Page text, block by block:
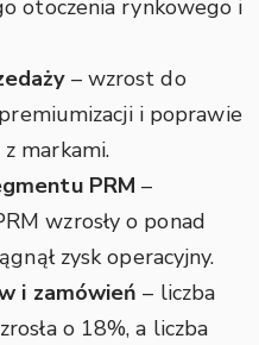
otoczenia rynkowego i
– wzrost do
i poprawie
markami.
PRM –
wzrosły o ponad
zysk operacyjny.
i zamówień – liczba
o 18%, a liczba